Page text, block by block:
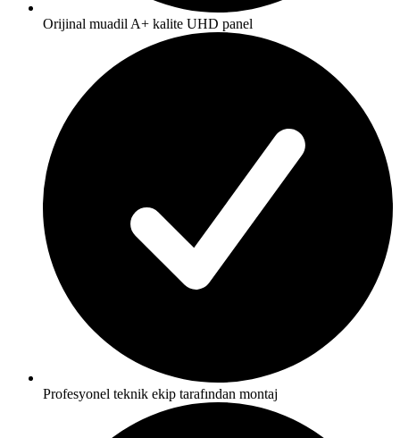
Orijinal muadil A+ kalite UHD panel
Profesyonel teknik ekip tarafından montaj